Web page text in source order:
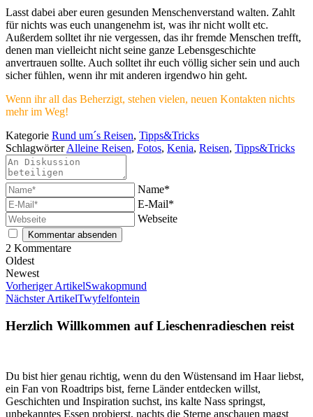
Lasst dabei aber euren gesunden Menschenverstand walten. Zahlt
für nichts was euch unangenehm ist, was ihr nicht wollt etc.
Außerdem solltet ihr nie vergessen, das ihr fremde Menschen trefft,
denen man vielleicht nicht seine ganze Lebensgeschichte
anvertrauen sollte. Auch solltet ihr euch völlig sicher sein und auch
sicher fühlen, wenn ihr mit anderen irgendwo hin geht.
Wenn ihr all das Beherzigt, stehen vielen, neuen Kontakten nichts
mehr im Weg!
Kategorie Rund um´s Reisen, Tipps&Tricks
SchlagwörterAlleine Reisen, Fotos, Kenia, Reisen, Tipps&Tricks
Name*
E-Mail*
Webseite
2 Kommentare
Oldest
Newest
Vorheriger ArtikelSwakopmund
Nächster ArtikelTwyfelfontein
Herzlich Willkommen auf Lieschenradieschen reist
Du bist hier genau richtig, wenn du den Wüstensand im Haar liebst,
ein Fan von Roadtrips bist, ferne Länder entdecken willst,
Geschichten und Inspiration suchst, ins kalte Nass springst,
unbekanntes Essen probierst, nachts die Sterne anschauen magst